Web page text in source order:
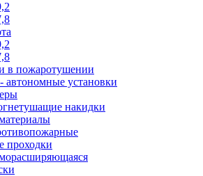
в пожаротушении
автономные установки
накидки
проходки